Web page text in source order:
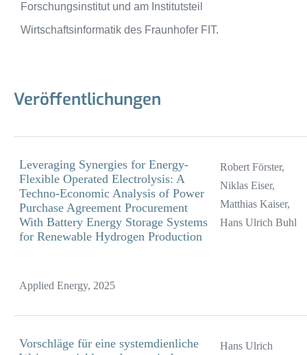
Forschungsinstitut und am Institutsteil
Wirtschaftsinformatik des Fraunhofer FIT.
Veröffentlichungen
Leveraging Synergies for Energy-
Flexible Operated Electrolysis: A
Techno-Economic Analysis of Power
Purchase Agreement Procurement
With Battery Energy Storage Systems
for Renewable Hydrogen Production
Applied Energy, 2025
Robert Förster,
Niklas Eiser,
Matthias Kaiser,
Hans Ulrich Buhl
Vorschläge für eine systemdienliche
Hans Ulrich